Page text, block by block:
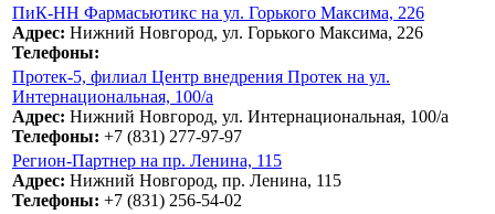
ПиК-НН Фармасьютикс на ул. Горького Максима, 226
Адрес: Нижний Новгород, ул. Горького Максима, 226
Телефоны:
Протек-5, филиал Центр внедрения Протек на ул.
Интернациональная, 100/а
Адрес: Нижний Новгород, ул. Интернациональная, 100/а
Телефоны: +7 (831) 277-97-97
Регион-Партнер на пр. Ленина, 115
Адрес: Нижний Новгород, пр. Ленина, 115
Телефоны: +7 (831) 256-54-02